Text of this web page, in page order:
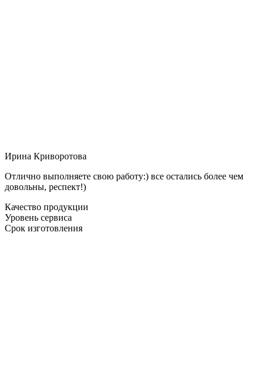
Ирина Криворотова
Отлично выполняете свою работу:) все остались более чем
довольны, респект!)
Качество продукции
Уровень сервиса
Срок изготовления